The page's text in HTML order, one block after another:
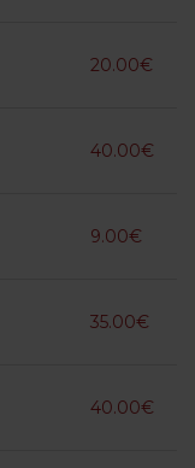
20.00€
40.00€
9.00€
35.00€
40.00€